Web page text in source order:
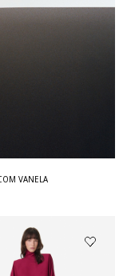
VANELA